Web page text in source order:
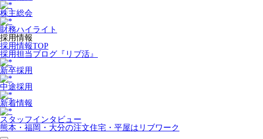
株主総会
財務ハイライト
採用情報
採用情報TOP
採用担当ブログ『リブ活』
新卒採用
中途採用
新着情報
スタッフインタビュー
熊本・福岡・大分の注文住宅・平屋はリブワーク